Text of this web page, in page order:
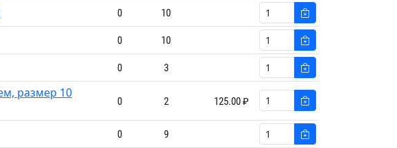
0 10
0 10
0 3
размер 10
0 2 125.00 ₽
0 9